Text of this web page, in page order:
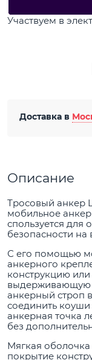
Участвуем в
Доставка в
Описание
Тросовый анкер
мобильное
спользуется для
безопасности на
С его помощью
анкерного
конструкцию или
выдерживающую
анкерный строп
соединить
анкерная точка
без
Мягкая оболочка
покрытие